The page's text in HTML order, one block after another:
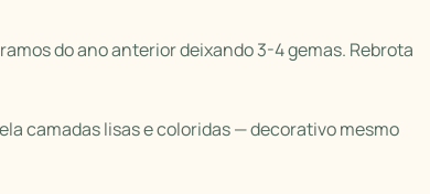
do ano anterior deixando 3-4 gemas. Rebrota
camadas lisas e coloridas — decorativo mesmo